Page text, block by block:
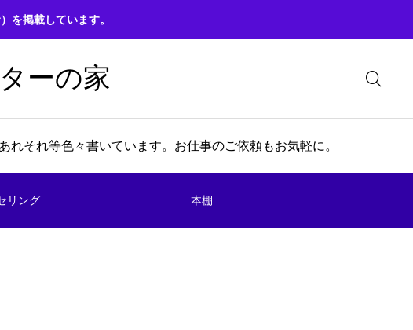
を掲載しています。
ーの家
それ等色々書いています。お仕事のご依頼もお気軽に。
リング 本棚